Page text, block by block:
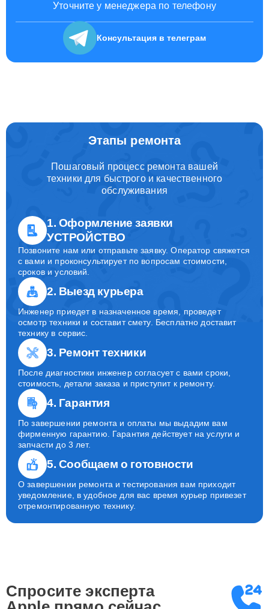
Уточните у менеджера по телефону
Консультация в телеграм
Этапы ремонта
Пошаговый процесс ремонта вашей
техники для быстрого и качественного
обслуживания
1. Оформление заявки
УСТРОЙСТВО
Позвоните нам или отправьте заявку. Оператор свяжется
с вами и проконсультирует по вопросам стоимости,
сроков и условий.
2. Выезд курьера
Инженер приедет в назначенное время, проведет
осмотр техники и составит смету. Бесплатно доставит
технику в сервис.
3. Ремонт техники
После диагностики инженер согласует с вами сроки,
стоимость, детали заказа и приступит к ремонту.
4. Гарантия
По завершении ремонта и оплаты мы выдадим вам
фирменную гарантию. Гарантия действует на услуги и
запчасти до 3 лет.
5. Сообщаем о готовности
О завершении ремонта и тестирования вам приходит
уведомление, в удобное для вас время курьер привезет
отремонтированную технику.
Спросите эксперта